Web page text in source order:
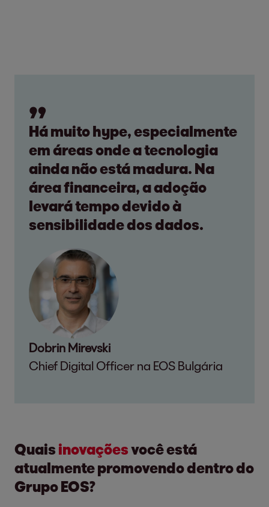
Há muito hype, especialmente
em áreas onde a tecnologia
ainda não está madura. Na
área financeira, a adoção
levará tempo devido à
sensibilidade dos dados.
Dobrin Mirevski
Chief Digital Officer na EOS Bulgária
Quais inovaçõesvocê está
atualmente promovendo dentro do
Grupo EOS?